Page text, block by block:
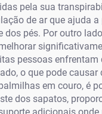
pela sua
de ar que ajuda a
dos pés. Por outro
pessoas
o que pode causar
em couro, é
dos sapatos,